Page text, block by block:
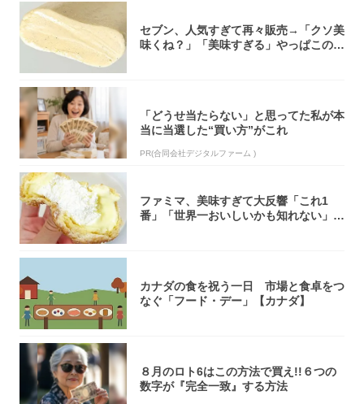
セブン、人気すぎて再々販売→「クソ美
味くね？」「美味すぎる」やっぱこのク
「どうせ当たらない」と思ってた私が本
当に当選した“買い方”がこれ
PR(合同会社デジタルファーム )
ファミマ、美味すぎて大反響「これ1
番」「世界一おいしいかも知れない」
カナダの食を祝う一日 市場と食卓をつ
なぐ「フード・デー」【カナダ】
８月のロト6はこの方法で買え!!６つの
数字が『完全一致』する方法